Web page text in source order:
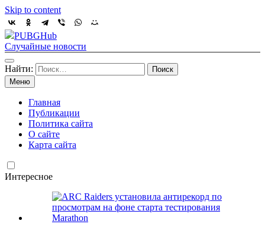
Skip to content
PUBGHub
Случайные новости
Найти:
Меню
Главная
Публикации
Политика сайта
О сайте
Карта сайта
Интересное